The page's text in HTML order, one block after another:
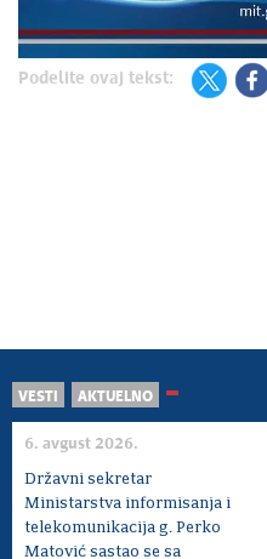
Podelite ovaj tekst:
VESTI AKTUELNO
6. avgust 2026.
Državni sekretar
Ministarstva informisanja i
telekomunikacija g. Perko
Matović sastao se sa